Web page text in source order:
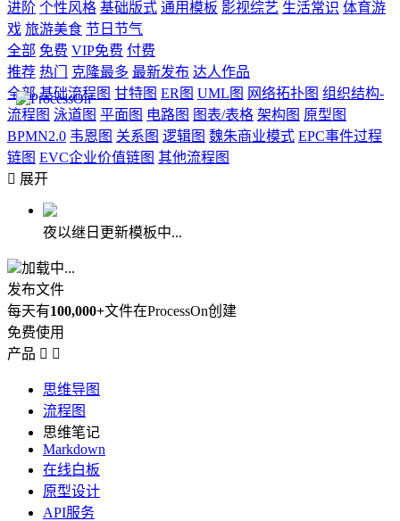
进阶 个性风格 基础版式 通用模板 影视综艺 生活常识 体育游
戏 旅游美食 节日节气
全部 免费 VIP免费 付费
推荐 热门 克隆最多 最新发布 达人作品
全部 基础流程图 甘特图 ER图 UML图 网络拓扑图 组织结构-
流程图 泳道图 平面图 电路图 图表/表格 架构图 原型图
BPMN2.0 韦恩图 关系图 逻辑图 魏朱商业模式 EPC事件过程
链图 EVC企业价值链图 其他流程图
 展开
夜以继日更新模板中...
加载中...
发布文件
每天有100,000+文件在ProcessOn创建
免费使用
产品  
思维导图
流程图
思维笔记
Markdown
在线白板
原型设计
API服务